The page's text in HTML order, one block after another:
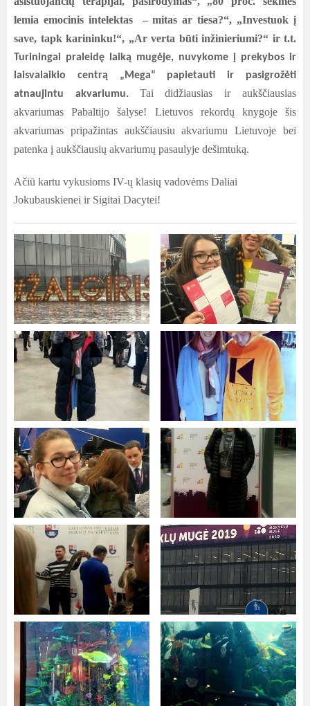
lemia emocinis intelektas – mitas ar tiesa?“, „Investuok į
save, tapk karininku!“, „Ar verta būti inžinieriumi?“ ir t.t.
Turiningai praleidę laiką mugėje, nuvykome į prekybos ir
laisvalaikio centrą „Mega“ papietauti ir pasigrožėti
atnaujintu akvariumu.
Tai didžiausias ir aukščiausias
akvariumas Pabaltijo šalyse! Lietuvos rekordų knygoje šis
akvariumas pripažintas aukščiausiu akvariumu Lietuvoje bei
patenka į aukščiausių akvariumų pasaulyje dešimtuką.
Ačiū kartu vykusioms IV-ų klasių vadovėms Daliai
Jokubauskienei ir Sigitai Dacytei!